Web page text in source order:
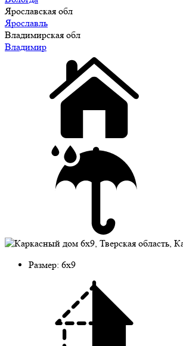
Ярославская обл
Ярославль
Владимирская обл
Владимир
Размер: 6х9